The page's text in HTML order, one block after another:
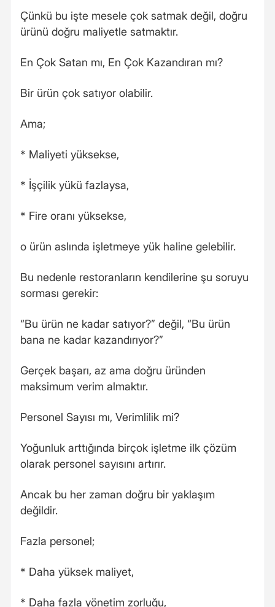
Çünkü bu işte mesele çok satmak değil, doğru
ürünü doğru maliyetle satmaktır.
En Çok Satan mı, En Çok Kazandıran mı?
Bir ürün çok satıyor olabilir.
Ama;
* Maliyeti yüksekse,
* İşçilik yükü fazlaysa,
* Fire oranı yüksekse,
o ürün aslında işletmeye yük haline gelebilir.
Bu nedenle restoranların kendilerine şu soruyu
sorması gerekir:
“Bu ürün ne kadar satıyor?” değil, “Bu ürün
bana ne kadar kazandırıyor?”
Gerçek başarı, az ama doğru üründen
maksimum verim almaktır.
Personel Sayısı mı, Verimlilik mi?
Yoğunluk arttığında birçok işletme ilk çözüm
olarak personel sayısını artırır.
Ancak bu her zaman doğru bir yaklaşım
değildir.
Fazla personel;
* Daha yüksek maliyet,
* Daha fazla yönetim zorluğu,